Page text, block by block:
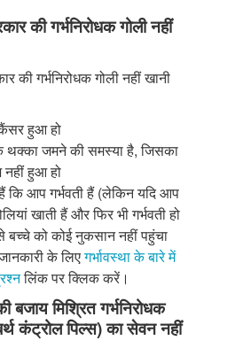
की गर्भनिरोधक गोली नहीं
की गर्भनिरोधक गोली नहीं खानी
हुआ हो
जमने की समस्या है, जिसका
हुआ हो
आप गर्भवती हैं (लेकिन यदि आप
खाती हैं और फिर भी गर्भवती हो
बच्चे को कोई नुकसान नहीं पहुंचा
के लिएगर्भावस्था के बारे में
लिंक पर क्लिक करें।
बजाय मिश्रित गर्भनिरोधक
कंट्रोल पिल्स) का सेवन नहीं